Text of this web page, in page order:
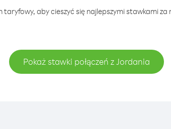
aby cieszyć się najlepszymi stawkami za
Pokaż stawki połączeń z Jordania